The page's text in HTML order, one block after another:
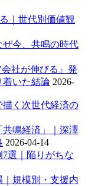
｜世代別価値観
今、共鳴の時代
社が伸びる』発
着いた結論 2026-
く次世代経済の
鳴経済」｜深澤
2026-04-14
選｜陥りがちな
規模別・支援内